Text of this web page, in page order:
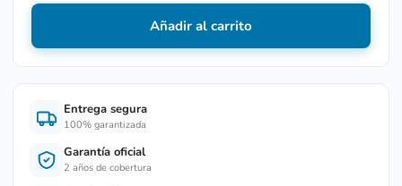
Añadir al carrito
Entrega segura
100% garantizada
Garantía oficial
2 años de cobertura